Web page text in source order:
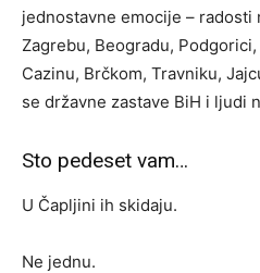
jednostavne emocije – radosti
Zagrebu, Beogradu,
Cazinu, Brčkom, Travniku,
se državne zastave BiH i ljudi
Sto pedeset vam…
U Čapljini ih skidaju.
Ne jednu.